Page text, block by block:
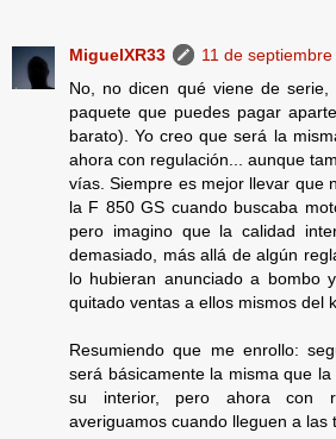
MiguelXR33
11 de
No, no dicen qué viene de
paquete que puedes pagar
barato). Yo creo que será la
ahora con regulación... aunque
vías. Siempre es mejor llevar que
la F 850 GS cuando buscaba
pero imagino que la calidad
demasiado, más allá de algún
lo hubieran anunciado a bombo
quitado ventas a ellos mismos del
Resumiendo que me enrollo:
será básicamente la misma que
su interior, pero ahora con
averiguamos cuando lleguen a las